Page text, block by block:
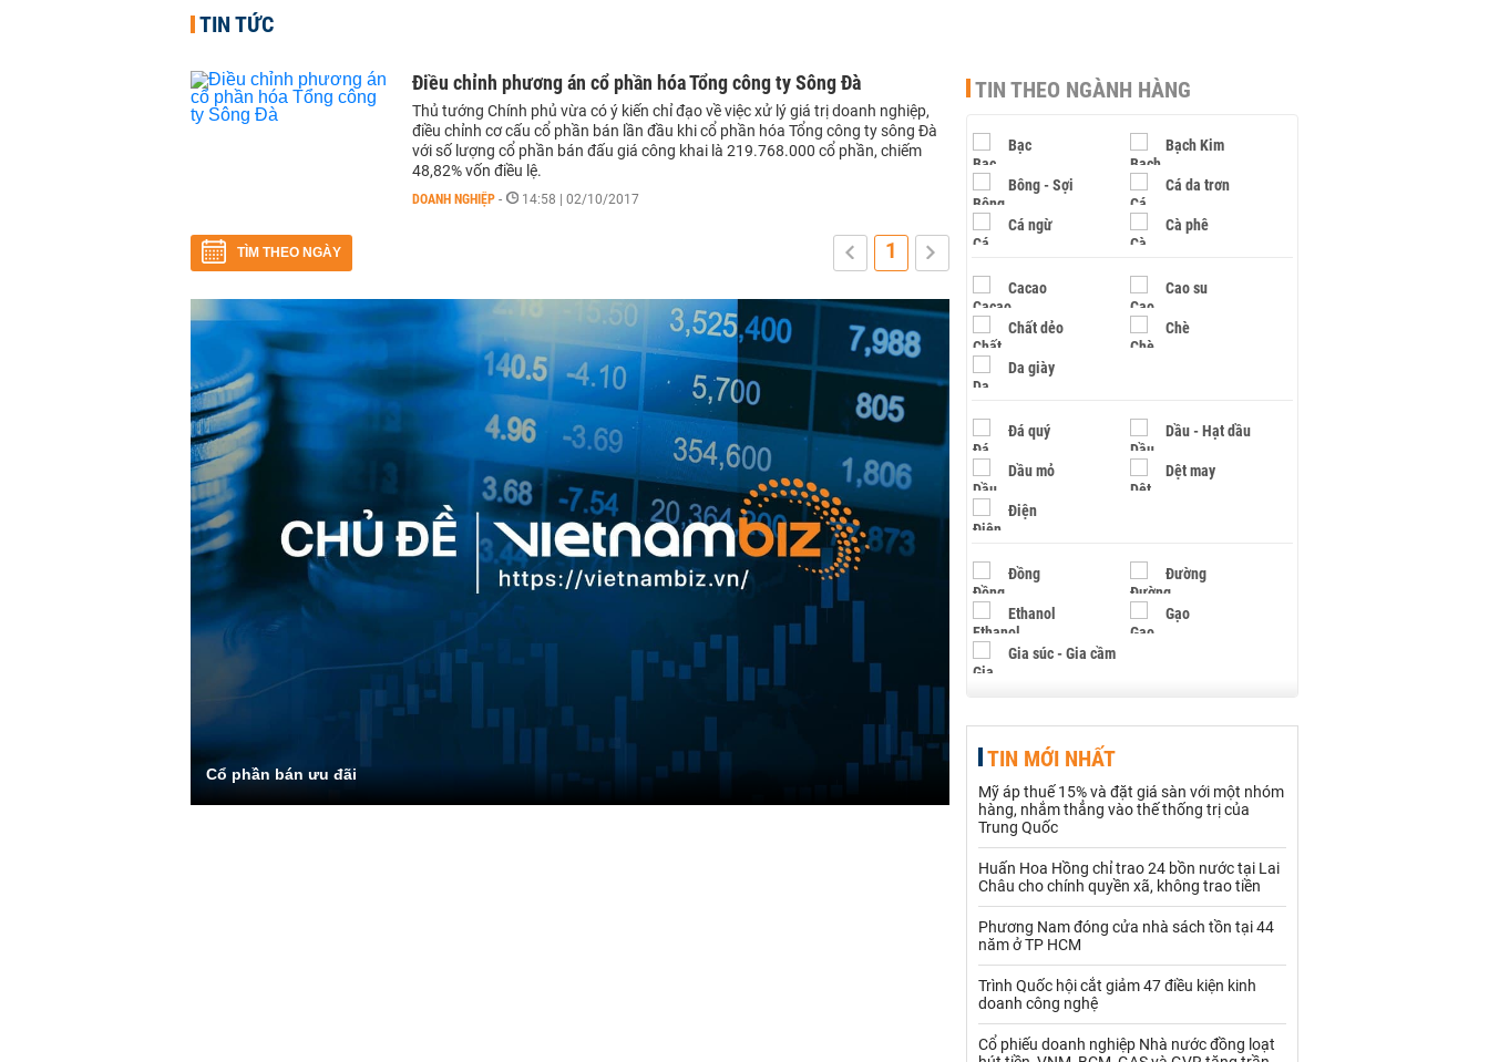
TIN TỨC
Điều chỉnh phương án cổ phần hóa Tổng công ty Sông Đà
Thủ tướng Chính phủ vừa có ý kiến chỉ đạo về việc xử lý giá trị doanh nghiệp,
điều chỉnh cơ cấu cổ phần bán lần đầu khi cổ phần hóa Tổng công ty sông Đà
với số lượng cổ phần bán đấu giá công khai là 219.768.000 cổ phần, chiếm
48,82% vốn điều lệ.
DOANH NGHIỆP - 14:58 | 02/10/2017
TÌM THEO NGÀY 1
Cổ phần bán ưu đãi
TIN THEO NGÀNH HÀNG
Bạc Bạch Kim
Bông - Sợi Cá da trơn
Cá ngừ Cà phê
Cacao Cao su
Chất dẻo Chè
Da giày
Đá quý Dầu - Hạt dầu
Dầu mỏ Dệt may
Điện
Đồng Đường
Ethanol Gạo
Gia súc - Gia cầm
Hạt điều
Khí đốt
Kim loại khác Mắc ca
Ngũ cốc
Nhựa - Hạt nhựa
Palladium
Rau - Củ -Quả Sắt thép
TIN MỚI NHẤT
Mỹ áp thuế 15% và đặt giá sàn với một nhóm
hàng, nhắm thẳng vào thế thống trị của
Trung Quốc
Huấn Hoa Hồng chỉ trao 24 bồn nước tại Lai
Châu cho chính quyền xã, không trao tiền
Phương Nam đóng cửa nhà sách tồn tại 44
năm ở TP HCM
Trình Quốc hội cắt giảm 47 điều kiện kinh
doanh công nghệ
Cổ phiếu doanh nghiệp Nhà nước đồng loạt